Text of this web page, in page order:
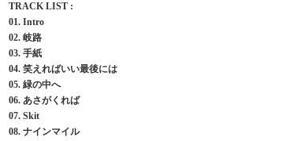
TRACK LIST :
01. Intro
02. 岐路
03. 手紙
04. 笑えればいい最後には
05. 緑の中へ
06. あさがくれば
07. Skit
08. ナインマイル